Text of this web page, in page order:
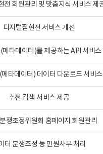
전 회원관리 및 맞춤지식 서비스 제
디지털집현전 서비스 개선
메타데이터)를 제공하는 API 서비스
타데이터) 데이터 다운로드 서비
추천 검색 서비스 제공
쟁조정위원회 홈페이지 회원관리
터 분쟁조정 등 민원사무 처리